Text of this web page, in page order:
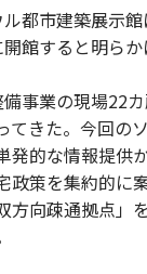
都市建築展示
館すると明らか
事業の現場22
てきた。今回の
発的な情報提供
政策を集約的に
方向疎通拠点」